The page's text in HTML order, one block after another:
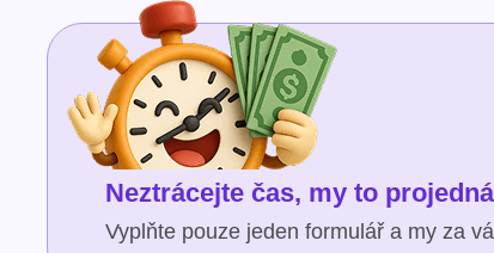
Neztrácejte čas, my to
Vyplňte pouze jeden formulář a my za